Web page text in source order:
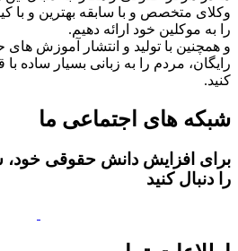
وکلای متخصص و با سابقه بهترین و با
را به موکلین خود ارائه دهیم.
و همچنین با تولید و انتشار آموزش
رایگان، مردم را به زبانی بسیار ساده
کنید.
شبکه های اجتماعی ما
برای افزایش دانش حقوقی خود،
را دنبال کنید